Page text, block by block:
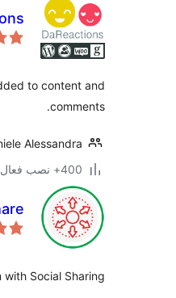
to content and
comments.
Alessandra
400+ نصب فعال
Social Sharing.